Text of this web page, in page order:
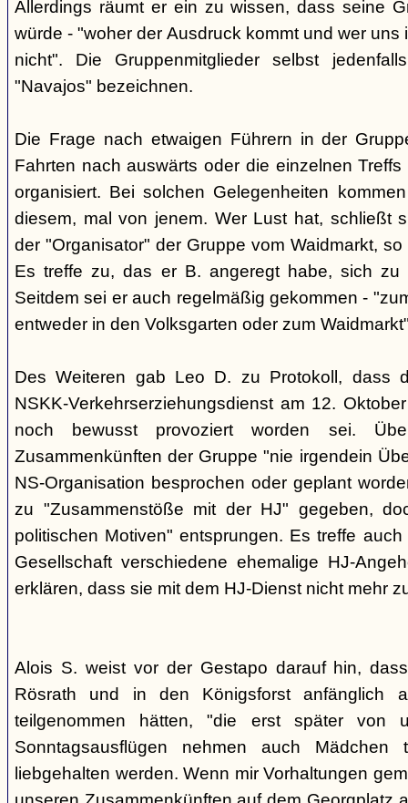
Allerdings räumt er ein zu wissen, dass seine
würde - "woher der Ausdruck kommt und wer
nicht". Die Gruppenmitglieder selbst
"Navajos" bezeichnen.
Die Frage nach etwaigen Führern in der
Fahrten nach auswärts oder die einzelnen
organisiert. Bei solchen Gelegenheiten
diesem, mal von jenem. Wer Lust hat, schließt
der "Organisator" der Gruppe vom Waidmarkt,
Es treffe zu, das er B. angeregt habe, sich zu
Seitdem sei er auch regelmäßig gekommen -
entweder in den Volksgarten oder zum
Des Weiteren gab Leo D. zu Protokoll, dass
NSKK-Verkehrserziehungsdienst am 12.
noch bewusst provoziert worden sei.
Zusammenkünften der Gruppe "nie irgendein
NS-Organisation besprochen oder geplant
zu "Zusammenstöße mit der HJ" gegeben,
politischen Motiven" entsprungen. Es treffe
Gesellschaft verschiedene ehemalige HJ-
erklären, dass sie mit dem HJ-Dienst nicht mehr
Alois S. weist vor der Gestapo darauf hin,
Rösrath und in den Königsforst anfänglich
teilgenommen hätten, "die erst später von
Sonntagsausflügen nehmen auch
liebgehalten werden. Wenn mir Vorhaltungen